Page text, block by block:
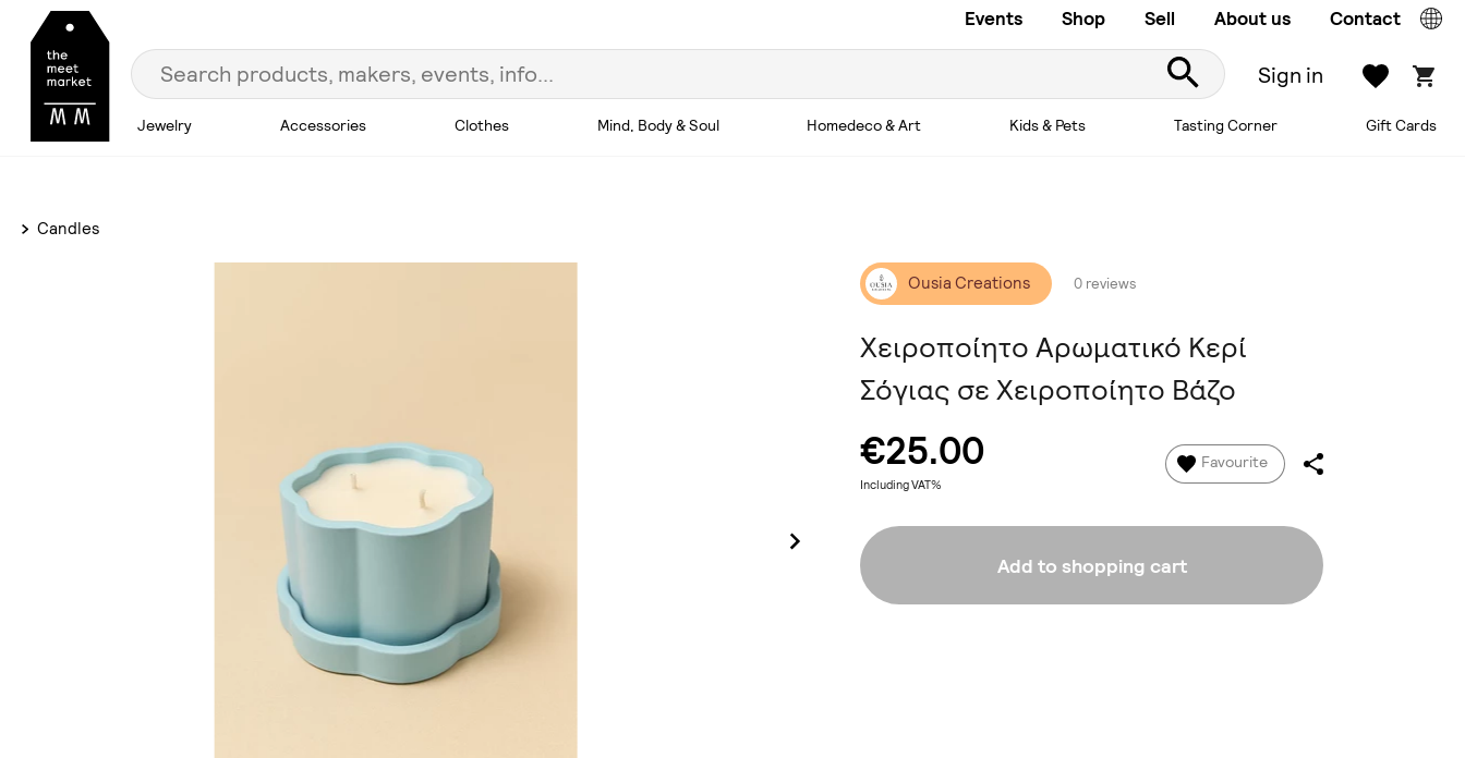
Events Shop Sell About us Contact
Sign in
Jewelry Accessories Clothes Mind, Body & Soul Homedeco & Art Kids & Pets Tasting Corner Gift Cards
Candles
Ousia Creations 0 reviews
Χειροποίητο Αρωματικό Κερί
Σόγιας σε Χειροποίητο Βάζο
€25.00
Including VAT%
Favourite
Add to shopping cart